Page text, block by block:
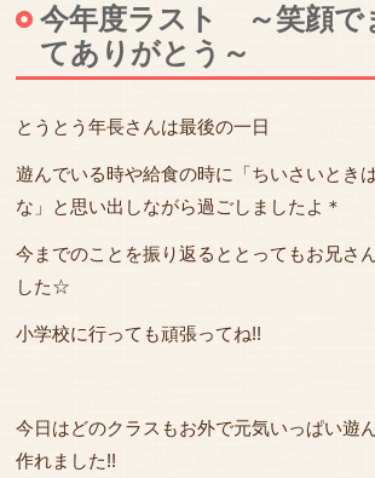
今年度ラスト ～笑顔で
てありがとう～
とうとう年長さんは最後の一日
遊んでいる時や給食の時に「ちいさいとき
な」と思い出しながら過ごしましたよ＊
今までのことを振り返るととってもお兄さ
した☆
小学校に行っても頑張ってね!!
今日はどのクラスもお外で元気いっぱい遊
作れました!!